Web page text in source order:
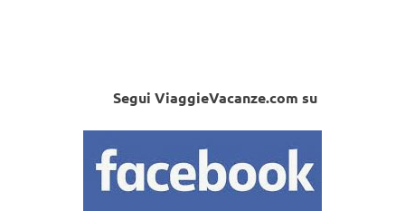
Segui ViaggieVacanze.com su